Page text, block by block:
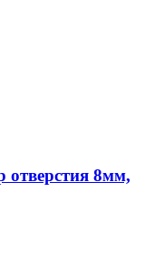
8мм,